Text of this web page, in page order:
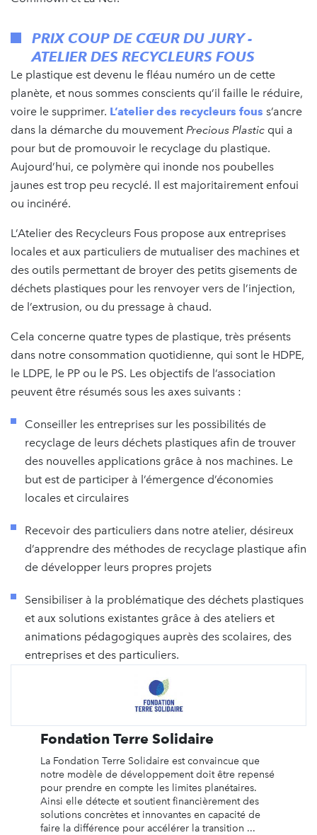
PRIX COUP DE CŒUR DU JURY -
ATELIER DES RECYCLEURS FOUS
Le plastique est devenu le fléau numéro un de cette
planète, et nous sommes conscients qu’il faille le réduire,
voire le supprimer. L’atelier des recycleurs fous s’ancre
dans la démarche du mouvement Precious Plastic qui a
pour but de promouvoir le recyclage du plastique.
Aujourd’hui, ce polymère qui inonde nos poubelles
jaunes est trop peu recyclé. Il est majoritairement enfoui
ou incinéré.
L’Atelier des Recycleurs Fous propose aux entreprises
locales et aux particuliers de mutualiser des machines et
des outils permettant de broyer des petits gisements de
déchets plastiques pour les renvoyer vers de l’injection,
de l’extrusion, ou du pressage à chaud.
Cela concerne quatre types de plastique, très présents
dans notre consommation quotidienne, qui sont le HDPE,
le LDPE, le PP ou le PS. Les objectifs de l’association
peuvent être résumés sous les axes suivants :
Conseiller les entreprises sur les possibilités de
recyclage de leurs déchets plastiques afin de trouver
des nouvelles applications grâce à nos machines. Le
but est de participer à l’émergence d’économies
locales et circulaires
Recevoir des particuliers dans notre atelier, désireux
d’apprendre des méthodes de recyclage plastique afin
de développer leurs propres projets
Sensibiliser à la problématique des déchets plastiques
et aux solutions existantes grâce à des ateliers et
animations pédagogiques auprès des scolaires, des
entreprises et des particuliers.
Fondation Terre Solidaire
La Fondation Terre Solidaire est convaincue que
notre modèle de développement doit être repensé
pour prendre en compte les limites planétaires.
Ainsi elle détecte et soutient financièrement des
solutions concrètes et innovantes en capacité de
faire la différence pour accélérer la transition ...